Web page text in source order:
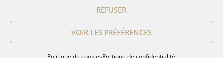
REFUSER
VOIR LES PRÉFÉRENCES
Politique de cookiesPolitique de confidentialité
POLITIQUE DE CONFIDENTIALITÉ
MENTIONS LÉGALES